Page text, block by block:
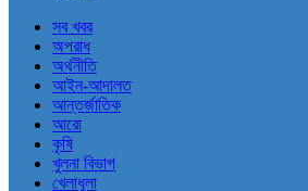
সব খবর
অপরাধ
অর্থনীতি
আইন-আদালত
আন্তর্জাতিক
আরো
কৃষি
খুলনা বিভাগ
খেলাধুলা